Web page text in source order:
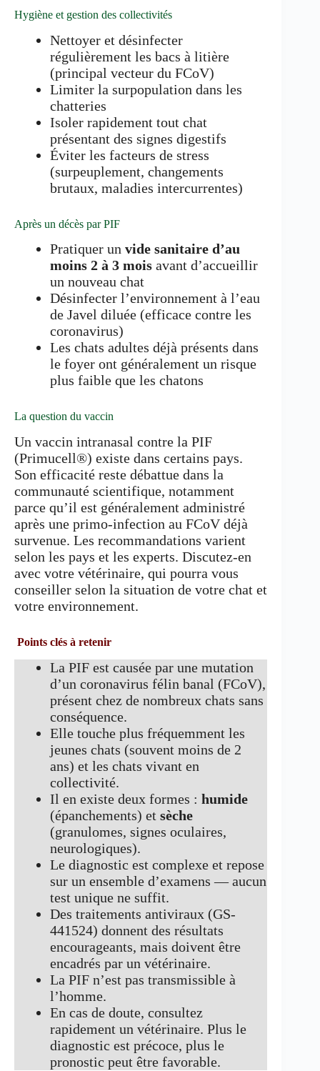
Hygiène et gestion des collectivités
Nettoyer et désinfecter
régulièrement les bacs à litière
(principal vecteur du FCoV)
Limiter la surpopulation dans les
chatteries
Isoler rapidement tout chat
présentant des signes digestifs
Éviter les facteurs de stress
(surpeuplement, changements
brutaux, maladies intercurrentes)
Après un décès par PIF
Pratiquer un vide sanitaire d’au
moins 2 à 3 mois avant d’accueillir
un nouveau chat
Désinfecter l’environnement à l’eau
de Javel diluée (efficace contre les
coronavirus)
Les chats adultes déjà présents dans
le foyer ont généralement un risque
plus faible que les chatons
La question du vaccin
Un vaccin intranasal contre la PIF
(Primucell®) existe dans certains pays.
Son efficacité reste débattue dans la
communauté scientifique, notamment
parce qu’il est généralement administré
après une primo-infection au FCoV déjà
survenue. Les recommandations varient
selon les pays et les experts. Discutez-en
avec votre vétérinaire, qui pourra vous
conseiller selon la situation de votre chat et
votre environnement.
Points clés à retenir
La PIF est causée par une mutation
d’un coronavirus félin banal (FCoV),
présent chez de nombreux chats sans
conséquence.
Elle touche plus fréquemment les
jeunes chats (souvent moins de 2
ans) et les chats vivant en
collectivité.
Il en existe deux formes : humide
(épanchements) et sèche
(granulomes, signes oculaires,
neurologiques).
Le diagnostic est complexe et repose
sur un ensemble d’examens — aucun
test unique ne suffit.
Des traitements antiviraux (GS-
441524) donnent des résultats
encourageants, mais doivent être
encadrés par un vétérinaire.
La PIF n’est pas transmissible à
l’homme.
En cas de doute, consultez
rapidement un vétérinaire. Plus le
diagnostic est précoce, plus le
pronostic peut être favorable.